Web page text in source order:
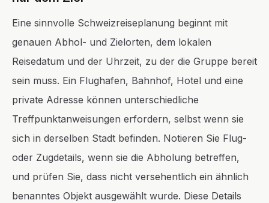
Eine sinnvolle Schweizreiseplanung beginnt mit
genauen Abhol- und Zielorten, dem lokalen
Reisedatum und der Uhrzeit, zu der die Gruppe bereit
sein muss. Ein Flughafen, Bahnhof, Hotel und eine
private Adresse können unterschiedliche
Treffpunktanweisungen erfordern, selbst wenn sie
sich in derselben Stadt befinden. Notieren Sie Flug-
oder Zugdetails, wenn sie die Abholung betreffen,
und prüfen Sie, dass nicht versehentlich ein ähnlich
benanntes Objekt ausgewählt wurde. Diese Details